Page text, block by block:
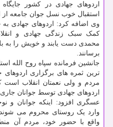
اردوهای جهادی در کشور
استقبال خوب نسل جوان جامعه از
وی اضافه کرد: اردوهای جهادی به
کمک سبک زندگی جهادی و
محمدی دست یابند و خویش را به
برسانند.
جانشین فرمانده سپاه روح الله
ترین ثمره های برگزاری
مردم و ولی نعمتان انقلاب است
اردوهای جهادی توسط جوانان
عسگری افزود: اینکه جوانان و
وارد یک روستای محروم می شوند
واقع با حضور خود، مردم آن